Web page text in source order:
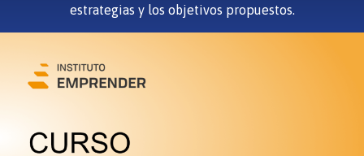
estrategias y los objetivos propuestos.